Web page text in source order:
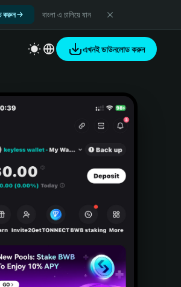
করুন বাংলা এ চালিয়ে যান
এখনই ডাউনলোড করুন